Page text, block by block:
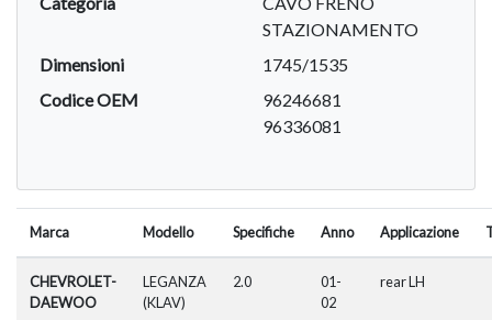
STAZIONAMENTO
Dimensioni
1745/1535
Codice OEM
96246681
96336081
Marca Modello Specifiche Anno Applicazione
CHEVROLET-
DAEWOO
LEGANZA
(KLAV)
2.0
01-
02
rear LH